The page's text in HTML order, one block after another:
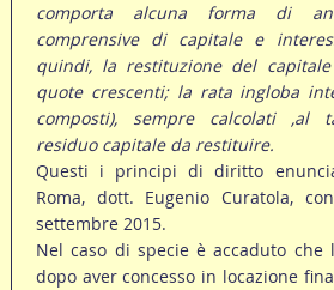
comporta alcuna forma di
comprensive di capitale e
quindi, la restituzione del
quote crescenti; la rata ingloba
composti), sempre calcolati ,al
residuo capitale da restituire.
Questi i principi di diritto
Roma, dott. Eugenio Curatola,
settembre 2015.
Nel caso di specie è accaduto che
dopo aver concesso in locazione